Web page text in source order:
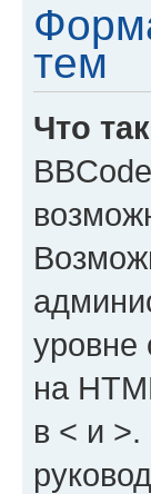
тем
Что
уровне
на
в < и